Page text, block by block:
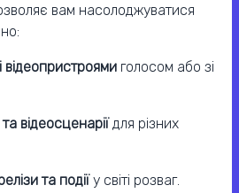
вам насолоджуватися
відеопристроями голосом або зі
відеосценаріїдля різних
та подіїу світі розваг.